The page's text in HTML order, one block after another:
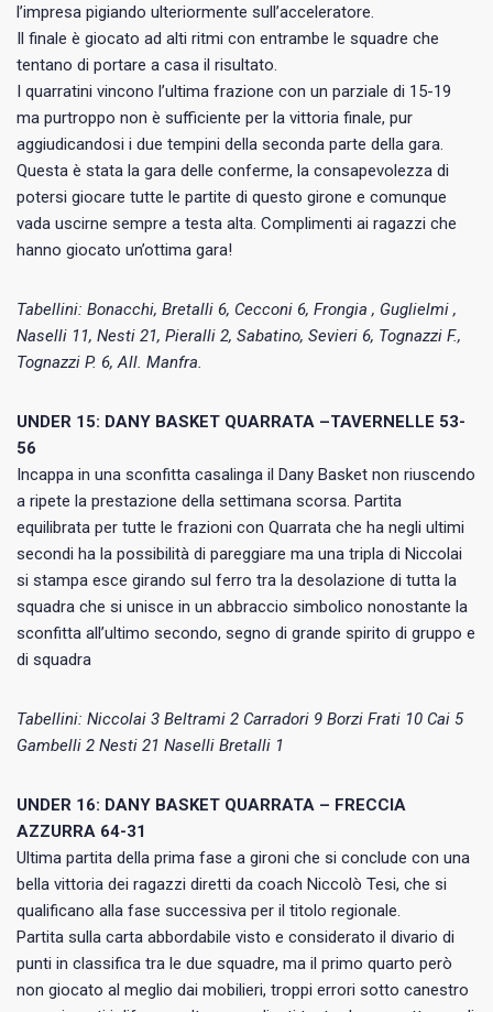
l’impresa pigiando ulteriormente sull’acceleratore.
Il finale è giocato ad alti ritmi con entrambe le squadre che
tentano di portare a casa il risultato.
I quarratini vincono l’ultima frazione con un parziale di 15-19
ma purtroppo non è sufficiente per la vittoria finale, pur
aggiudicandosi i due tempini della seconda parte della gara.
Questa è stata la gara delle conferme, la consapevolezza di
potersi giocare tutte le partite di questo girone e comunque
vada uscirne sempre a testa alta. Complimenti ai ragazzi che
hanno giocato un’ottima gara!
Tabellini: Bonacchi, Bretalli 6, Cecconi 6, Frongia , Guglielmi ,
Naselli 11, Nesti 21, Pieralli 2, Sabatino, Sevieri 6, Tognazzi F.,
Tognazzi P. 6, All. Manfra.
UNDER 15: DANY BASKET QUARRATA –TAVERNELLE 53-
56
Incappa in una sconfitta casalinga il Dany Basket non riuscendo
a ripete la prestazione della settimana scorsa. Partita
equilibrata per tutte le frazioni con Quarrata che ha negli ultimi
secondi ha la possibilità di pareggiare ma una tripla di Niccolai
si stampa esce girando sul ferro tra la desolazione di tutta la
squadra che si unisce in un abbraccio simbolico nonostante la
sconfitta all’ultimo secondo, segno di grande spirito di gruppo e
di squadra
Tabellini: Niccolai 3 Beltrami 2 Carradori 9 Borzi Frati 10 Cai 5
Gambelli 2 Nesti 21 Naselli Bretalli 1
UNDER 16: DANY BASKET QUARRATA – FRECCIA
AZZURRA 64-31
Ultima partita della prima fase a gironi che si conclude con una
bella vittoria dei ragazzi diretti da coach Niccolò Tesi, che si
qualificano alla fase successiva per il titolo regionale.
Partita sulla carta abbordabile visto e considerato il divario di
punti in classifica tra le due squadre, ma il primo quarto però
non giocato al meglio dai mobilieri, troppi errori sotto canestro